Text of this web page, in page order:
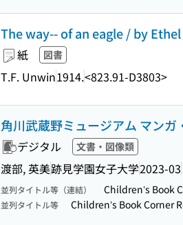
The way-- of an eagle / by
紙 図書
T.F. Unwin1914.<823.91-D3803>
角川武蔵野ミュージアム マン
デジタル 文書・図像類
渡部, 英美跡見学園女子大学2023-03
並列タイトル等（連結） Children’s Book
並列タイトル等 Children’s Book Corner